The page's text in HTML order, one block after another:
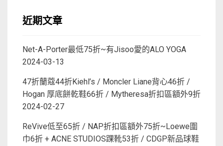
近期文章
Net-A-Porter最低75折~有Jisoo愛的ALO YOGA
2024-03-13
47折蘭蔻44折Kiehl’s / Moncler Liane背心46折 /
Hogan 厚底餅乾鞋66折 / Mytheresa折扣區額外9折
2024-02-27
ReVive低至65折 / NAP折扣區額外75折~Loewe圍
巾6折 + ACNE STUDIOS踝靴53折 / CDGP新品球鞋